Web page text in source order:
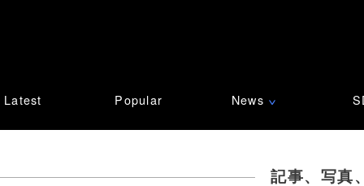
Latest Popular News ∨
記事、写真